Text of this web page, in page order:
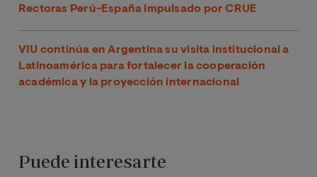
Rectoras Perú-España impulsado por CRUE
VIU continúa en Argentina su visita institucional a
Latinoamérica para fortalecer la cooperación
académica y la proyección internacional
Puede interesarte